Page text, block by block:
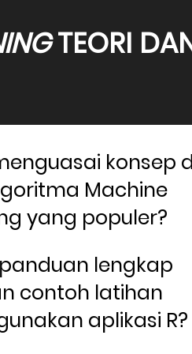
TEORI
konsep
Machine
yang populer?
lengkap
contoh latihan
aplikasi R?